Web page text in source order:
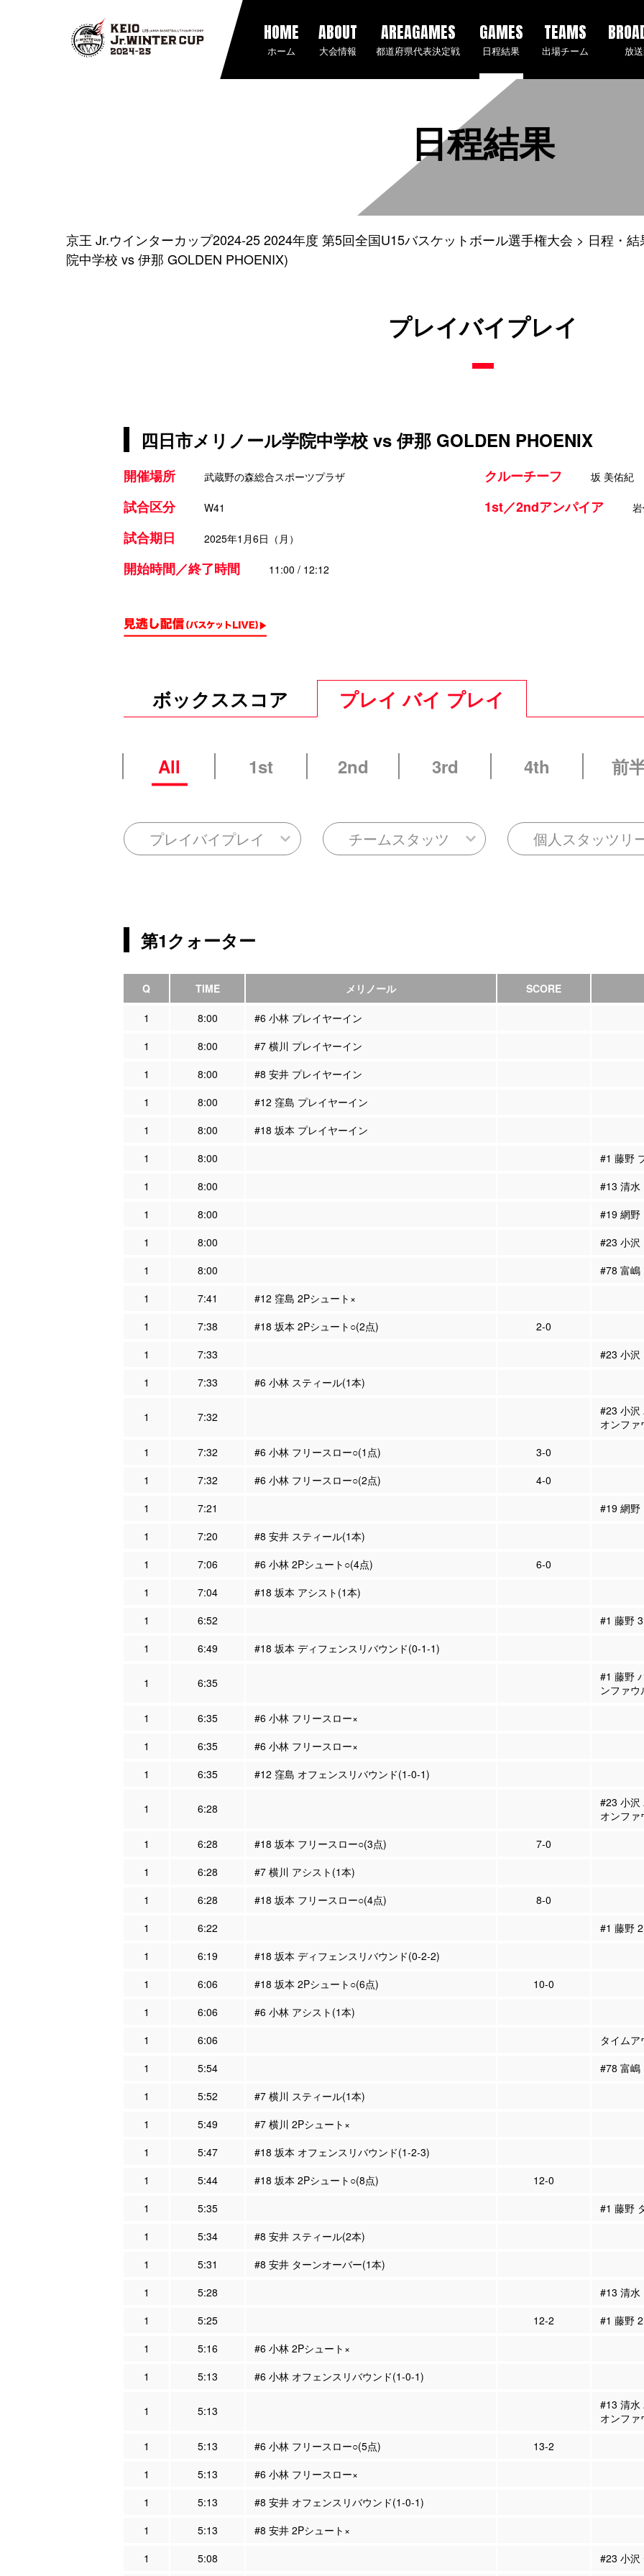
HOME
ホーム
ABOUT
大会情報
AREAGAMES
都道府県代表決定戦
GAMES
日程結果
TEAMS
出場チーム 放
日程結果
京王 Jr.ウインターカップ2024-25 2024年度 第5回全国U15バスケットボール選手権大会 日程・結
院中学校 vs 伊那 GOLDEN PHOENIX)
プレイバイプレイ
四日市メリノール学院中学校 vs 伊那 GOLDEN PHOENIX
開催場所 武蔵野の森総合スポーツプラザ
試合区分 W41
試合期日 2025年1月6日（月）
開始時間／終了時間 11:00 / 12:12
クルーチーフ 坂 美佑紀
1st／2ndアンパイア
ボックススコア プレイ バイ プレイ
All 1st 2nd 3rd 4th 前
プレイバイプレイ チームスタッツ 個人スタッツリ
第1クォーター
Q TIME メリノール SCORE
1 8:00
#6 小林 プレイヤーイン
1
8:00
#7 横川 プレイヤーイン
1
8:00
#8 安井 プレイヤーイン
1
8:00
#12 窪島 プレイヤーイン
1
8:00
#18 坂本 プレイヤーイン
1
8:00
#1 藤野
1
8:00
#13 清水
1
8:00
#19 網野
1
8:00
#23 小沢
1
8:00
#78 富嶋
1
7:41
#12 窪島 2Pシュート×
1
7:38 #18 坂本 2Pシュート○(2点)
2-0
1
7:33
#23 小沢
1
7:33 #6 小林 スティール(1本)
1 7:32
#23 小沢
オンフ
1
7:32 #6 小林 フリースロー○(1点)
3-0
1
7:32 #6 小林 フリースロー○(2点)
4-0
1
7:21
#19 網野
1
7:20
#8 安井 スティール(1本)
1
7:06 #6 小林 2Pシュート○(4点)
6-0
1
7:04
#18 坂本 アシスト(1本)
1
6:52
#1 藤野
1
6:49 #18 坂本 ディフェンスリバウンド(0-1-1)
1 6:35
#1 藤野
ンファ
1
6:35
#6 小林 フリースロー×
1
6:35
#6 小林 フリースロー×
1
6:35 #12 窪島 オフェンスリバウンド(1-0-1)
1 6:28
#23 小沢
オンフ
1
6:28 #18 坂本 フリースロー○(3点)
7-0
1
6:28
#7 横川 アシスト(1本)
1
6:28 #18 坂本 フリースロー○(4点)
8-0
1
6:22
#1 藤野
1
6:19
#18 坂本 ディフェンスリバウンド(0-2-2)
1
6:06 #18 坂本 2Pシュート○(6点)
10-0
1
6:06
#6 小林 アシスト(1本)
1
6:06
タイムア
1
5:54
#78 富嶋
1
5:52
#7 横川 スティール(1本)
1
5:49
#7 横川 2Pシュート×
1
5:47
#18 坂本 オフェンスリバウンド(1-2-3)
1
5:44 #18 坂本 2Pシュート○(8点)
12-0
1
5:35
#1 藤野
1
5:34
#8 安井 スティール(2本)
1
5:31
#8 安井 ターンオーバー(1本)
1
5:28
#13 清水
1
5:25 12-2
#1 藤野
1
5:16
#6 小林 2Pシュート×
1
5:13 #6 小林 オフェンスリバウンド(1-0-1)
1 5:13
#13 清水
オンフ
1
5:13 #6 小林 フリースロー○(5点)
13-2
1
5:13
#6 小林 フリースロー×
1
5:13
#8 安井 オフェンスリバウンド(1-0-1)
1
5:13
#8 安井 2Pシュート×
1
5:08 #23 小沢